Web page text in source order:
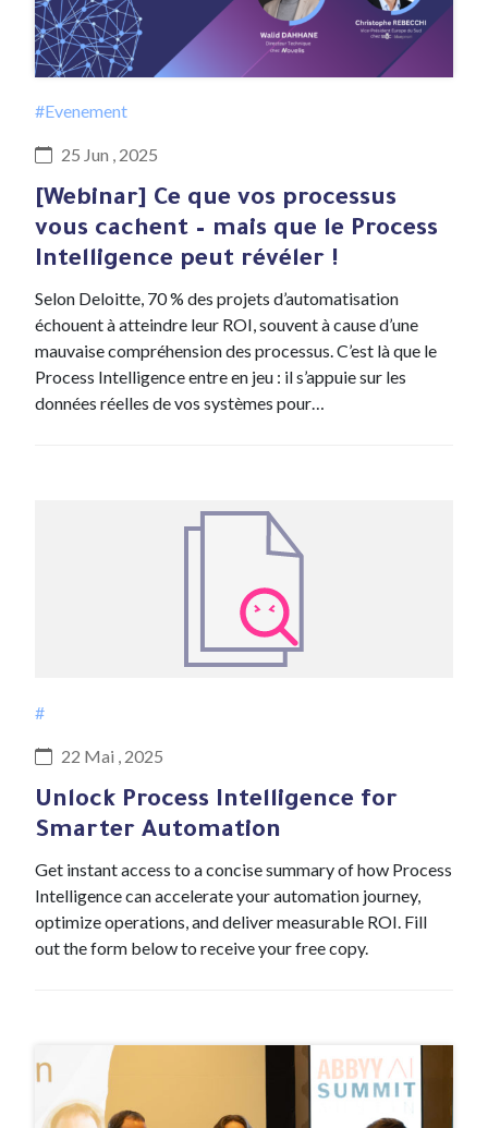
#Evenement
25 Jun , 2025
[Webinar] Ce que vos processus
vous cachent – mais que le Process
Intelligence peut révéler !
Selon Deloitte, 70 % des projets d’automatisation
échouent à atteindre leur ROI, souvent à cause d’une
mauvaise compréhension des processus. C’est là que le
Process Intelligence entre en jeu : il s’appuie sur les
données réelles de vos systèmes pour…
#
22 Mai , 2025
Unlock Process Intelligence for
Smarter Automation
Get instant access to a concise summary of how Process
Intelligence can accelerate your automation journey,
optimize operations, and deliver measurable ROI. Fill
out the form below to receive your free copy.